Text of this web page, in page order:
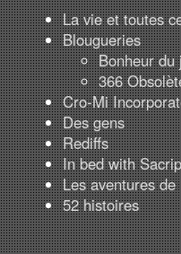
La vie et toutes
Blougueries
Bonheur du
366
Cro-Mi
Des gens
Rediffs
In bed with
Les aventures
52 histoires